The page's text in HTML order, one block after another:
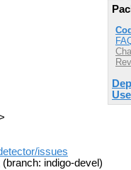
issues
(branch: indigo-devel)